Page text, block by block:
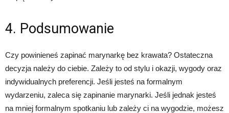
4. Podsumowanie
Czy powinieneś zapinać marynarkę bez krawata? Ostateczna
decyzja należy do ciebie. Zależy to od stylu i okazji, wygody oraz
indywidualnych preferencji. Jeśli jesteś na formalnym
wydarzeniu, zaleca się zapinanie marynarki. Jeśli jednak jesteś
na mniej formalnym spotkaniu lub zależy ci na wygodzie, możesz